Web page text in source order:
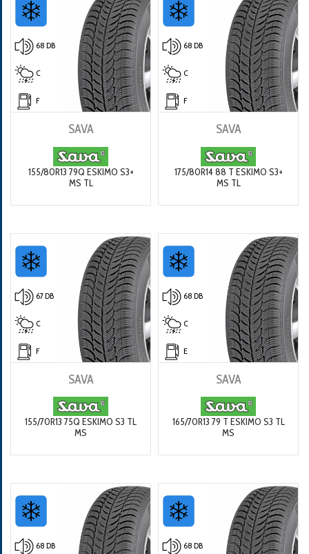
68 DB
C
F
SAVA
155/80R13 79Q ESKIMO S3+
MS TL
68 DB
C
F
SAVA
175/80R14 88 T ESKIMO S3+
MS TL
67 DB
C
F
SAVA
155/70R13 75Q ESKIMO S3 TL
MS
68 DB
C
E
SAVA
165/70R13 79 T ESKIMO S3 TL
MS
68 DB 68 DB